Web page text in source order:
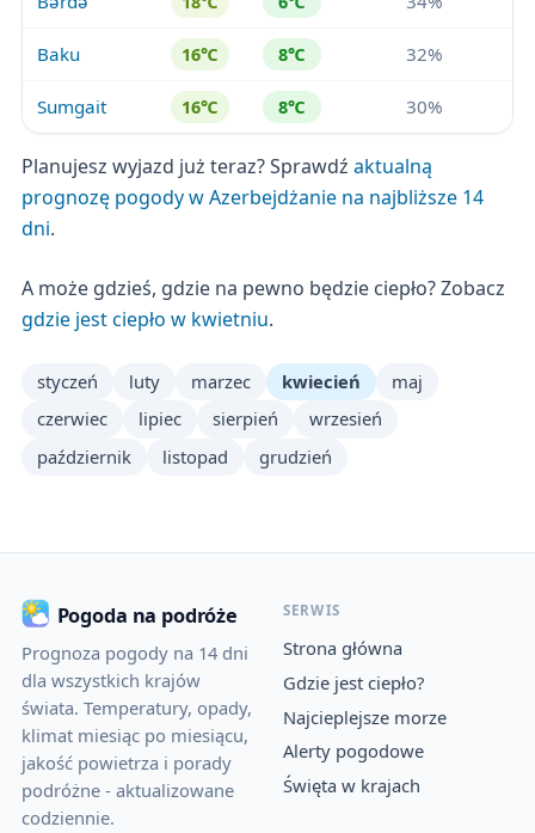
Baku 16℃ 8℃ 32%
Sumgait 16℃ 8℃ 30%
Planujesz wyjazd już teraz? Sprawdź aktualną
prognozę pogody w Azerbejdżanie na najbliższe 14
dni.
A może gdzieś, gdzie na pewno będzie ciepło? Zobacz
gdzie jest ciepło w kwietniu.
styczeń luty marzec kwiecień
maj
czerwiec
lipiec sierpień
wrzesień
październik
listopad grudzień
Pogoda na podróże
Prognoza pogody na 14 dni
dla wszystkich krajów
świata. Temperatury, opady,
klimat miesiąc po miesiącu,
jakość powietrza i porady
podróżne - aktualizowane
codziennie.
SERWIS
Strona główna
Gdzie jest ciepło?
Najcieplejsze morze
Alerty pogodowe
Święta w krajach